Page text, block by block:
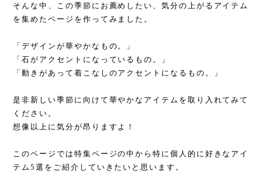
そんな中、この季節にお薦めしたい、気分の上がるアイテム
を集めたページを作ってみました。
「デザインが華やかなもの。」
「石がアクセントになっているもの。」
「動きがあって着こなしのアクセントになるもの。」
是非新しい季節に向けて華やかなアイテムを取り入れてみて
ください。
想像以上に気分が昂りますよ！
このページでは特集ページの中から特に個人的に好きなアイ
テム5選をご紹介していきたいと思います。